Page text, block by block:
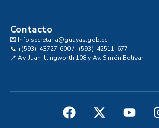
Contacto
💌 Info.secretaria@guayas.gob.ec
📞 +(593) 43727-600 / +(593) 42511-677
📍 Av. Juan Illingworth 108 y Av. Simón Bolívar